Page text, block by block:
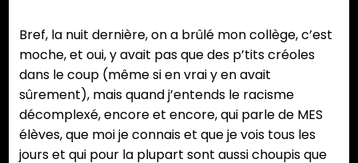
Bref, la nuit dernière, on a brûlé mon collège, c’est
moche, et oui, y avait pas que des p’tits créoles
dans le coup (même si en vrai y en avait
sûrement), mais quand j’entends le racisme
décomplexé, encore et encore, qui parle de MES
élèves, que moi je connais et que je vois tous les
jours et qui pour la plupart sont aussi choupis que